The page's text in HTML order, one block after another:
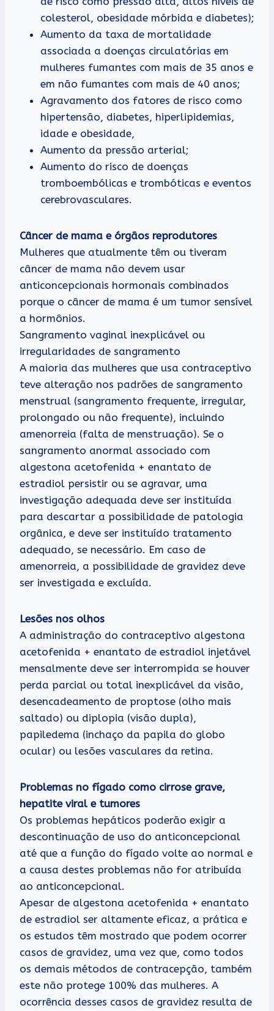
colesterol, obesidade mórbida e diabetes);
Aumento da taxa de mortalidade
associada a doenças circulatórias em
mulheres fumantes com mais de 35 anos e
em não fumantes com mais de 40 anos;
Agravamento dos fatores de risco como
hipertensão, diabetes, hiperlipidemias,
idade e obesidade,
Aumento da pressão arterial;
Aumento do risco de doenças
tromboembólicas e trombóticas e eventos
cerebrovasculares.
Câncer de mama e órgãos reprodutores
Mulheres que atualmente têm ou tiveram
câncer de mama não devem usar
anticoncepcionais hormonais combinados
porque o câncer de mama é um tumor sensível
a hormônios.
Sangramento vaginal inexplicável ou
irregularidades de sangramento
A maioria das mulheres que usa contraceptivo
teve alteração nos padrões de sangramento
menstrual (sangramento frequente, irregular,
prolongado ou não frequente), incluindo
amenorreia (falta de menstruação). Se o
sangramento anormal associado com
algestona acetofenida + enantato de
estradiol persistir ou se agravar, uma
investigação adequada deve ser instituída
para descartar a possibilidade de patologia
orgânica, e deve ser instituído tratamento
adequado, se necessário. Em caso de
amenorreia, a possibilidade de gravidez deve
ser investigada e excluída.
Lesões nos olhos
A administração do contraceptivo algestona
acetofenida + enantato de estradiol injetável
mensalmente deve ser interrompida se houver
perda parcial ou total inexplicável da visão,
desencadeamento de proptose (olho mais
saltado) ou diplopia (visão dupla),
papiledema (inchaço da papila do globo
ocular) ou lesões vasculares da retina.
Problemas no fígado como cirrose grave,
hepatite viral e tumores
Os problemas hepáticos poderão exigir a
descontinuação de uso do anticoncepcional
até que a função do fígado volte ao normal e
a causa destes problemas não for atribuída
ao anticoncepcional.
Apesar de algestona acetofenida + enantato
de estradiol ser altamente eficaz, a prática e
os estudos têm mostrado que podem ocorrer
casos de gravidez, uma vez que, como todos
os demais métodos de contracepção, também
este não protege 100% das mulheres. A
ocorrência desses casos de gravidez resulta de